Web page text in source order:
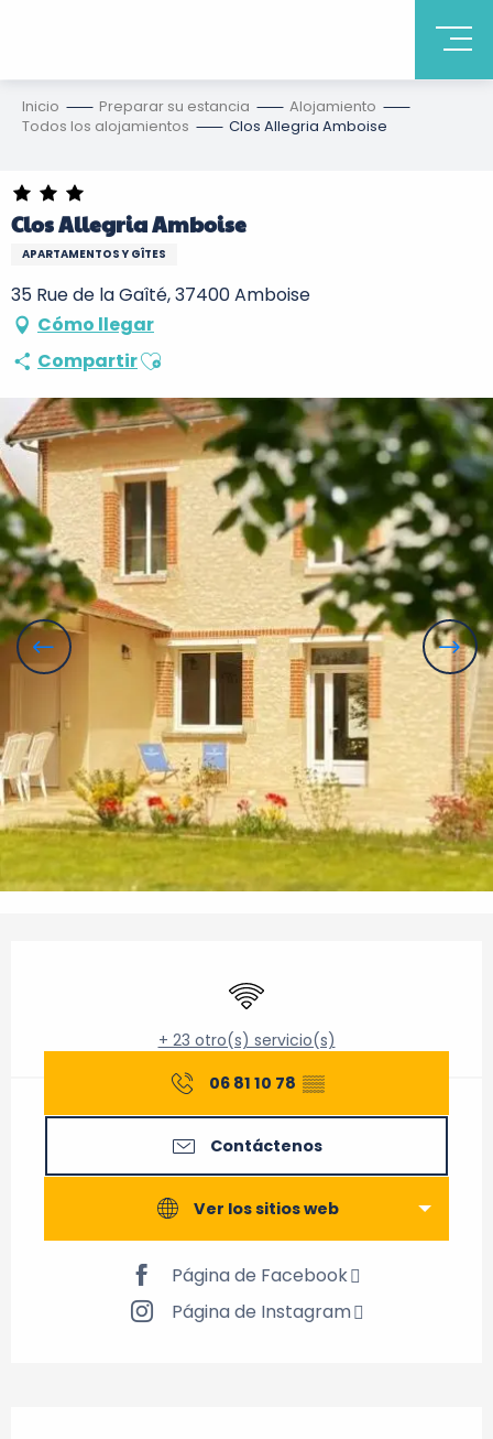
Inicio Preparar su estancia
Alojamiento
Todos los alojamientos
Clos Allegria Amboise
Clos Allegria Amboise
APARTAMENTOS Y GÎTES
35 Rue de la Gaîté, 37400 Amboise
Cómo llegar
CompartirAjouter aux favoris
Wifi
+ 23 otro(s) servicio(s)
06 81 10 78 ▒▒
Contáctenos
Ver los sitios web
Página de Facebook
Página de Instagram